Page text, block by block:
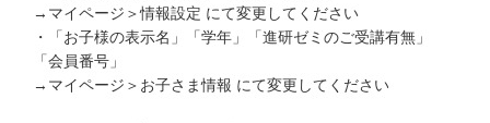
こどもちゃれんじ
進研ゼミ 小学講座
→マイページ＞情報設定 にて変更してください
・「お子様の表示名」「学年」「進研ゼミのご受講有無」
「会員番号」
→マイページ＞お子さま情報 にて変更してください